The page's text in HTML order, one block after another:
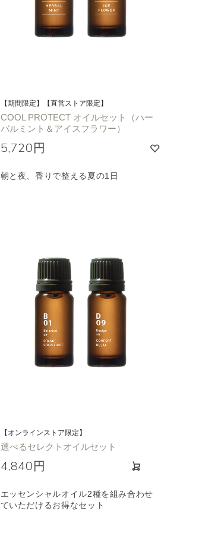
【期間限定】【直営ストア限定】
COOL PROTECT オイルセット（ハー
バルミント＆アイスフラワー）
5,720円
朝と夜、香りで整える夏の1日
【オンラインストア限定】
選べるセレクトオイルセット
4,840円
エッセンシャルオイル2種を組み合わせ
ていただけるお得なセット